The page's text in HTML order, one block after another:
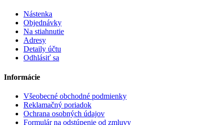
Nástenka
Objednávky
Na stiahnutie
Adresy
Detaily účtu
Odhlásiť sa
Informácie
Všeobecné obchodné podmienky
Reklamačný poriadok
Ochrana osobných údajov
Formulár na odstúpenie od zmluvy